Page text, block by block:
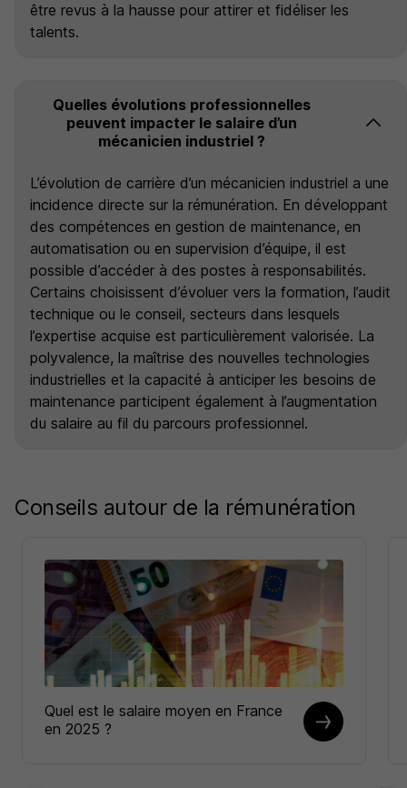
être revus à la hausse pour attirer et fidéliser les
talents.
Quelles évolutions professionnelles
peuvent impacter le salaire d’un
mécanicien industriel ?
L’évolution de carrière d’un mécanicien industriel a une
incidence directe sur la rémunération. En développant
des compétences en gestion de maintenance, en
automatisation ou en supervision d’équipe, il est
possible d’accéder à des postes à responsabilités.
Certains choisissent d’évoluer vers la formation, l’audit
technique ou le conseil, secteurs dans lesquels
l’expertise acquise est particulièrement valorisée. La
polyvalence, la maîtrise des nouvelles technologies
industrielles et la capacité à anticiper les besoins de
maintenance participent également à l’augmentation
du salaire au fil du parcours professionnel.
Conseils autour de la rémunération
Quel est le salaire moyen en France
en 2025 ?